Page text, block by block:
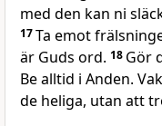
med den kan ni
17Ta emot
är Guds ord. 18 Gör
Be alltid i Anden.
de heliga, utan att